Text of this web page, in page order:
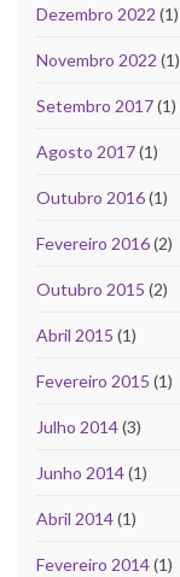
Dezembro 2022 (1)
Novembro 2022 (1)
Setembro 2017(1)
Agosto 2017(1)
Outubro 2016(1)
Fevereiro 2016(2)
Outubro 2015 (2)
Abril 2015 (1)
Fevereiro 2015 (1)
Julho 2014(3)
Junho 2014(1)
Abril 2014(1)
Fevereiro 2014(1)